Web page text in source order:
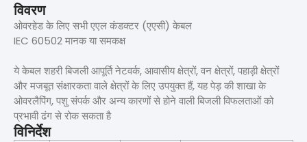
विवरण
ओवरहेड के लिए सभी एएल कंडक्टर (एएसी) केबल
IEC 60502 मानक या समकक्ष
ये केबल शहरी बिजली आपूर्ति नेटवर्क, आवासीय क्षेत्रों, वन क्षेत्रों, पहाड़ी क्षेत्रों
और मजबूत संक्षारकता वाले क्षेत्रों के लिए उपयुक्त हैं, यह पेड़ की शाखा के
ओवरलैपिंग, पशु संपर्क और अन्य कारणों से होने वाली बिजली विफलताओं को
प्रभावी ढंग से रोक सकता है
विनिर्देश